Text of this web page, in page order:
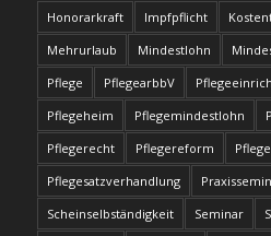
Honorarkraft
Impfpflicht
Mehrurlaub
Mindestlohn
Pflege
PflegearbbV
Pflegeheim
Pflegemindestlohn
Pflegerecht
Pflegereform
Pflegesatzverhandlung
Scheinselbständigkeit
Seminar